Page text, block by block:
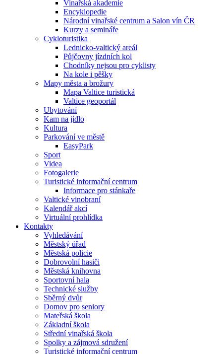
Vinařská akademie
Encyklopedie
Národní vinařské centrum a Salon vín ČR
Kurzy a semináře
Cykloturistika
Lednicko-valtický areál
Půjčovny jízdních kol
Chodníky nejsou pro cyklisty
Na kole i pěšky
Mapy města a brožury
Mapa Valtice turistická
Valtice geoportál
Ubytování
Kam na jídlo
Kultura
Parkování ve městě
EasyPark
Sport
Videa
Fotogalerie
Turistické informační centrum
Informace pro stánkaře
Valtické vinobraní
Kalendář akcí
Virtuální prohlídka
Kontakty
Vyhledávání
Městský úřad
Městská policie
Dobrovolní hasiči
Městská knihovna
Sportovní hala
Technické služby
Sběrný dvůr
Domov pro seniory
Mateřská škola
Základní škola
Střední vinařská škola
Spolky a zájmová sdružení
Turistické informační centrum